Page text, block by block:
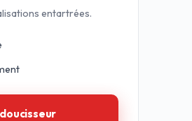
entartrées.